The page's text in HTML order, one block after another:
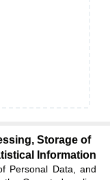
Storage of
Information
Personal Data, and